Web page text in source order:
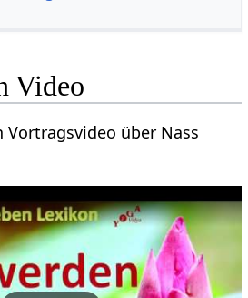
Nass werden‏‎ Video
über Nass